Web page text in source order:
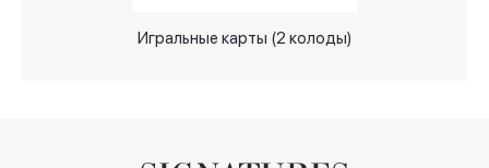
Игральные карты (2 колоды)